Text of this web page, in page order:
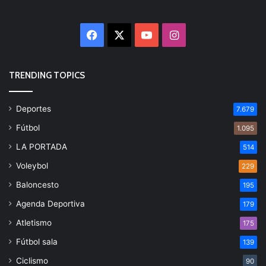
Facebook YouTubeInstagram
TRENDING TOPICS
Deportes 7.679
Fútbol 1.095
LA PORTADA 514
Voleybol 229
Baloncesto 195
Agenda Deportiva 179
Atletismo 175
Fútbol sala 139
Ciclismo 90